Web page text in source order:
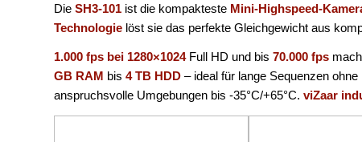
Die SH3-101 ist die kompakteste Mini-Highspeed-
Technologie löst sie das perfekte Gleichgewicht aus
1.000 fps bei 1280×1024Full HD und bis 70.000 fps
GB RAM bis 4 TB HDD – ideal für lange Sequenzen
anspruchsvolle Umgebungen bis -35°C/+65°C. viZaar